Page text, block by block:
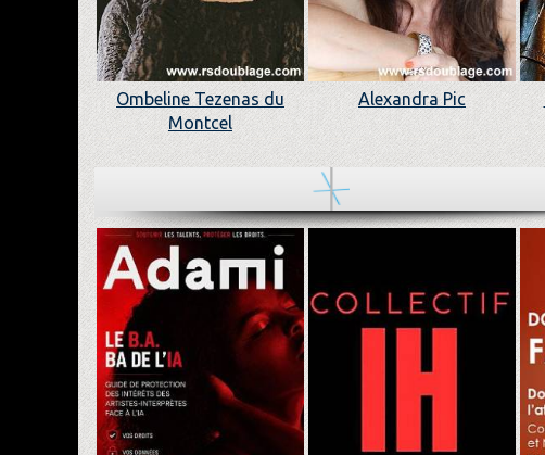
Ombeline Tezenas du
Montcel
Alexandra Pic